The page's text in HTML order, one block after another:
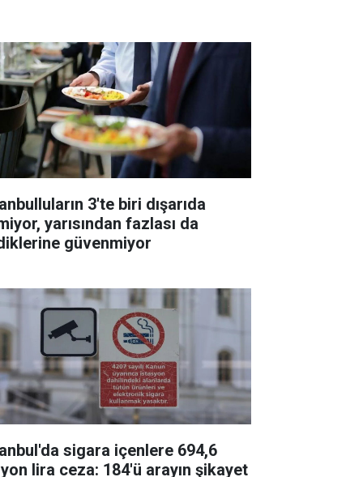
3'te biri dışarıda
yarısından fazlası da
güvenmiyor
sigara içenlere 694,6
lira ceza: 184'ü arayın şikayet